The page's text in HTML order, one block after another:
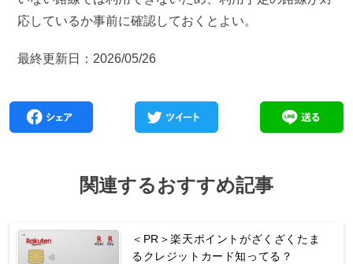
応しているか事前に確認しておくとよい。
最終更新日：2026/05/26
関連するおすすめ記事
＜PR＞楽天ポイントがざくざくたま
るクレジットカード知ってる？